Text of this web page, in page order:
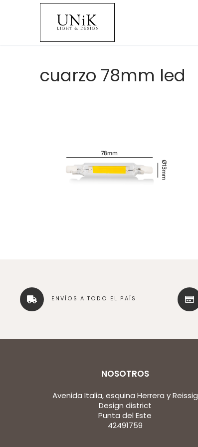
cuarzo 78mm led
ENVÍOS A TODO EL PAÍS
NOSOTROS
Avenida Italia, esquina Herrera y Reissig
Design district
Punta del Este
42491759